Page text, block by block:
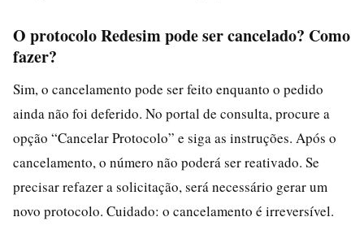
O protocolo Redesim pode ser cancelado? Como
fazer?
Sim, o cancelamento pode ser feito enquanto o pedido
ainda não foi deferido. No portal de consulta, procure a
opção “Cancelar Protocolo” e siga as instruções. Após o
cancelamento, o número não poderá ser reativado. Se
precisar refazer a solicitação, será necessário gerar um
novo protocolo. Cuidado: o cancelamento é irreversível.